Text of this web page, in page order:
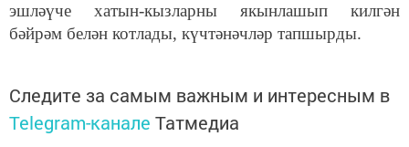
эшләүче хатын-кызларны якынлашып килгән
бәйрәм белән котлады, күчтәнәчләр тапшырды.
Следите за самым важным и интересным в
Telegram-канале Татмедиа